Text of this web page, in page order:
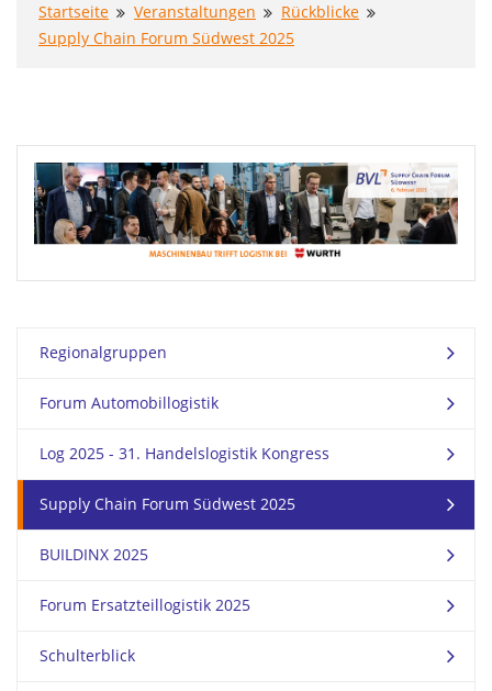
Startseite Veranstaltungen
Rückblicke
Supply Chain Forum Südwest 2025
Regionalgruppen
Forum Automobillogistik
Log 2025 - 31. Handelslogistik Kongress
Supply Chain Forum Südwest 2025
BUILDINX 2025
Forum Ersatzteillogistik 2025
Schulterblick